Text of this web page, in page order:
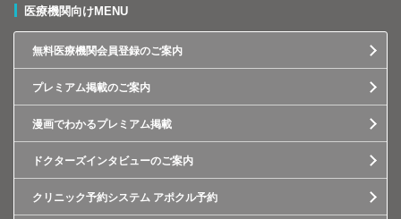
医療機関向けMENU
無料医療機関会員登録のご案内
プレミアム掲載のご案内
漫画でわかるプレミアム掲載
ドクターズインタビューのご案内
クリニック予約システム アポクル予約